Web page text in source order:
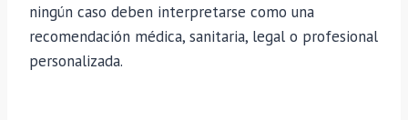
ningún caso deben interpretarse como una
recomendación médica, sanitaria, legal o profesional
personalizada.